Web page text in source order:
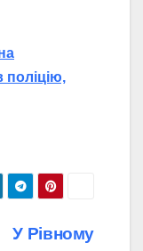
поліцію,
У Рівному